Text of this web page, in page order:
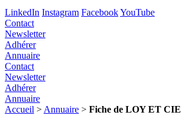
LinkedIn Instagram FacebookYouTube
Contact
Newsletter
Adhérer
Annuaire
Contact
Newsletter
Adhérer
Annuaire
Accueil > Annuaire > Fiche de LOY ET CIE